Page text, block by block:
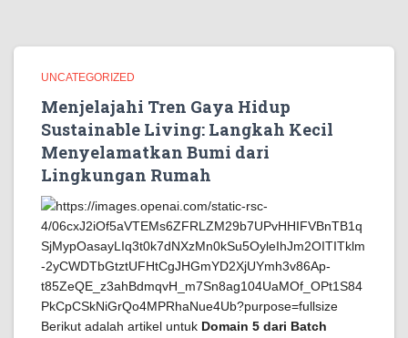
UNCATEGORIZED
Menjelajahi Tren Gaya Hidup
Sustainable Living: Langkah Kecil
Menyelamatkan Bumi dari
Lingkungan Rumah
Berikut adalah artikel untuk Domain 5 dari Batch